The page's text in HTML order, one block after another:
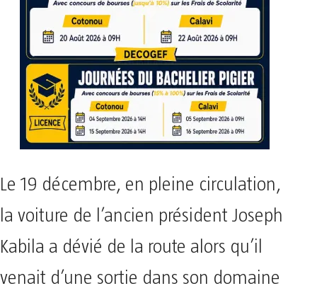
Le 19 décembre, en pleine circulation,
la voiture de l’ancien président Joseph
Kabila a dévié de la route alors qu’il
venait d’une sortie dans son domaine